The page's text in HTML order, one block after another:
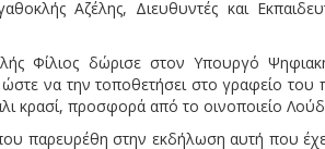
Αζέλης, Διευθυντές και
Φίλιος δώρισε στον Υπουργό
να την τοποθετήσει στο γραφείο του
κρασί, προσφορά από το οινοποιείο
παρευρέθη στην εκδήλωση αυτή που